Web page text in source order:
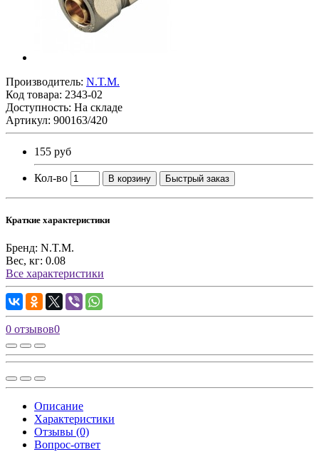
Производитель: N.T.M.
Код товара: 2343-02
Доступность: На складе
Артикул: 900163/420
155 руб
Кол-во В корзину Быстрый заказ
Краткие характеристики
Бренд: N.T.M.
Вес, кг: 0.08
Все характеристики
0 отзывов0
Описание
Характеристики
Отзывы (0)
Вопрос-ответ